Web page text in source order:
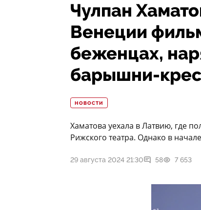
Чулпан
Венеции
беженцах,
барышни-
НОВОСТИ
Хаматова уехала в Латвию, где
Рижского театра. Однако в
29 августа 2024 21:30 58 7 653